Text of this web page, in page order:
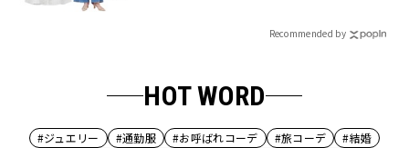
Recommended by
HOT WORD
#ジュエリー #通勤服 #お呼ばれコーデ #旅コーデ
#結婚